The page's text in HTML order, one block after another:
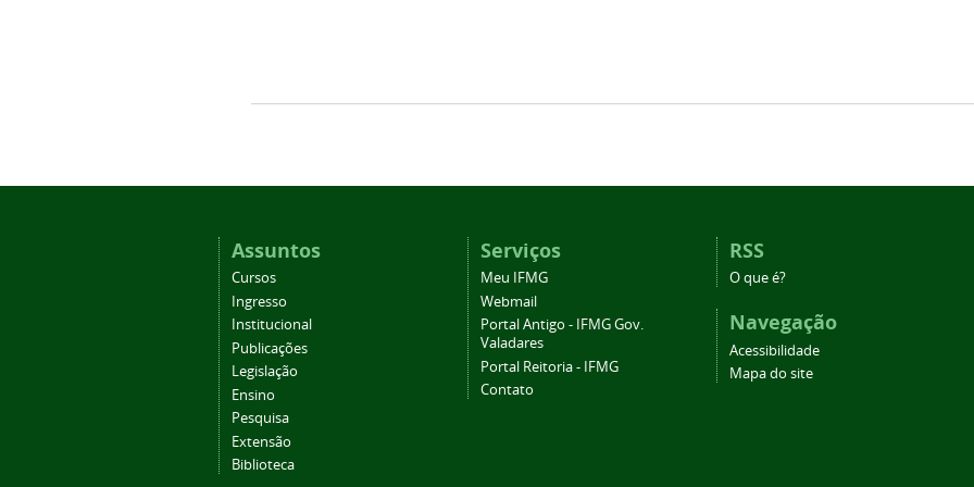
Assuntos
Cursos
Ingresso
Institucional
Publicações
Legislação
Ensino
Pesquisa
Extensão
Biblioteca
Serviços
Meu IFMG
Webmail
Portal Antigo - IFMG Gov.
Valadares
Portal Reitoria - IFMG
Contato
RSS
O que é?
Navegação
Acessibilidade
Mapa do site